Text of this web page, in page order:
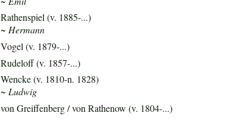
Rathenspiel (v. 1885-...)
~ Hermann
Vogel (v. 1879-...)
Rudeloff (v. 1857-...)
Wencke (v. 1810-n. 1828)
~ Ludwig
von Greiffenberg / von Rathenow (v. 1804-...)